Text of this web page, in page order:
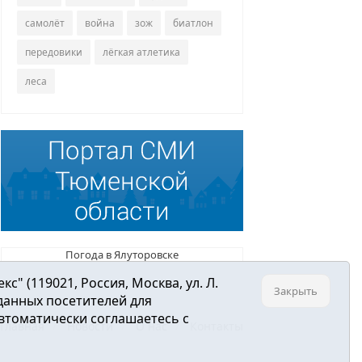
самолёт война зож биатлон
передовики лёгкая атлетика
леса
Погода в Ялуторовске
Главная Новости О нас
(119021, Россия, Москва, ул. Л.
посетителей для
соглашаетесь с
Закрыть